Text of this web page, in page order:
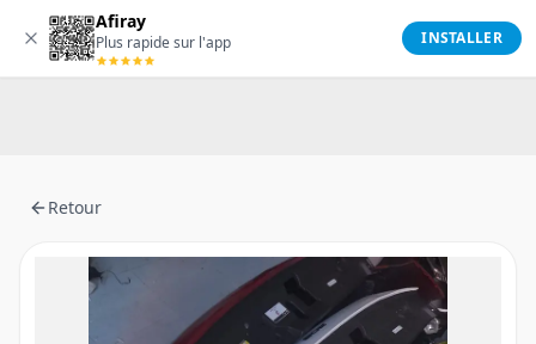
Afiray
Plus rapide sur l'app INSTALLER
Afiray
Retour